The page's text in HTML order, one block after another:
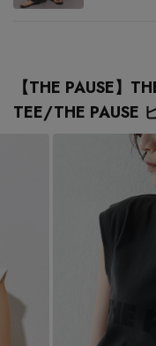
【THE PAUSE】
TEE/THE PAUSE